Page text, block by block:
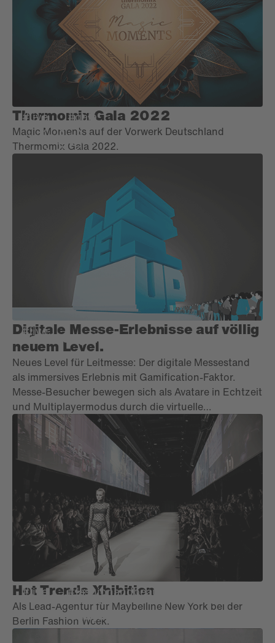
#live #gala
Thermomix Gala 2022
Magic Moments auf der Vorwerk Deutschland
Thermomix Gala 2022.
Vauth Sagel
#live
Digitale Messe-Erlebnisse auf völlig
neuem Level.
Neues Level für Leitmesse: Der digitale Messestand
als immersives Erlebnis mit Gamification-Faktor.
Messe-Besucher bewegen sich als Avatare in Echtzeit
und Multiplayermodus durch die virtuelle
Messestandwelt. Produkt-News sowie Live-
Präsentationen sind per Mausklick abrufbar.
Besucher können via Chat oder Video-Call live in
Dialog treten.
L'ORÉAL Deutschland GmbH -
Maybelline New York
#live #fashionandbeauty
Hot Trends Xhibition
Als Lead-Agentur für Maybelline New York bei der
Berlin Fashion Week.